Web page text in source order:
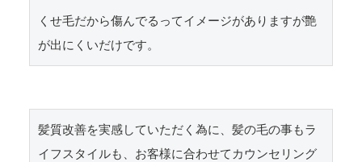
くせ毛だから傷んでるってイメージがありますが艶
が出にくいだけです。
髪質改善を実感していただく為に、髪の毛の事もラ
イフスタイルも、お客様に合わせてカウンセリング